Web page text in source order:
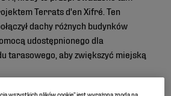
Terrats d'en Xifré. Ten
dachy różnych budynków
udostępnionego dla
tarasowego, aby zwiększyć miejską
wszystkich plików cookie” jest wyrażona zgoda na